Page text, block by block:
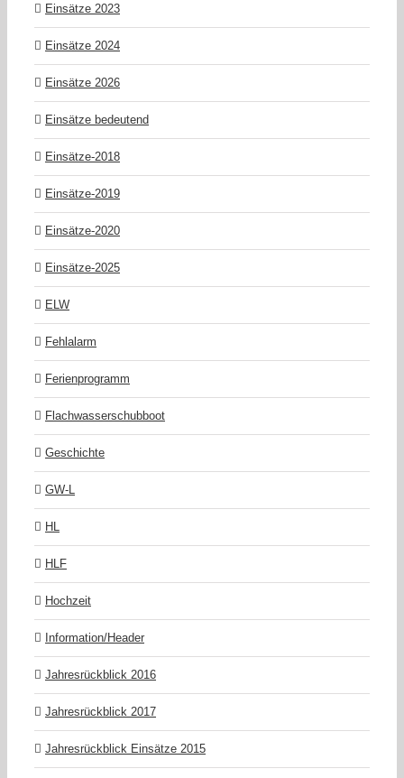
Einsätze 2023
Einsätze 2024
Einsätze 2026
Einsätze bedeutend
Einsätze-2018
Einsätze-2019
Einsätze-2020
Einsätze-2025
ELW
Fehlalarm
Ferienprogramm
Flachwasserschubboot
Geschichte
GW-L
HL
HLF
Hochzeit
Information/Header
Jahresrückblick 2016
Jahresrückblick 2017
Jahresrückblick Einsätze 2015